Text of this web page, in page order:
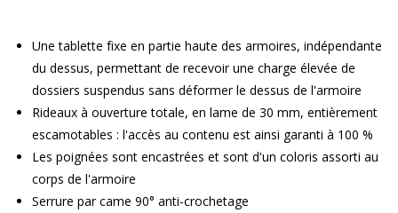
Une tablette fixe en partie haute des armoires, indépendante
du dessus, permettant de recevoir une charge élevée de
dossiers suspendus sans déformer le dessus de l'armoire
Rideaux à ouverture totale, en lame de 30 mm, entièrement
escamotables : l'accès au contenu est ainsi garanti à 100 %
Les poignées sont encastrées et sont d'un coloris assorti au
corps de l'armoire
Serrure par came 90° anti-crochetage